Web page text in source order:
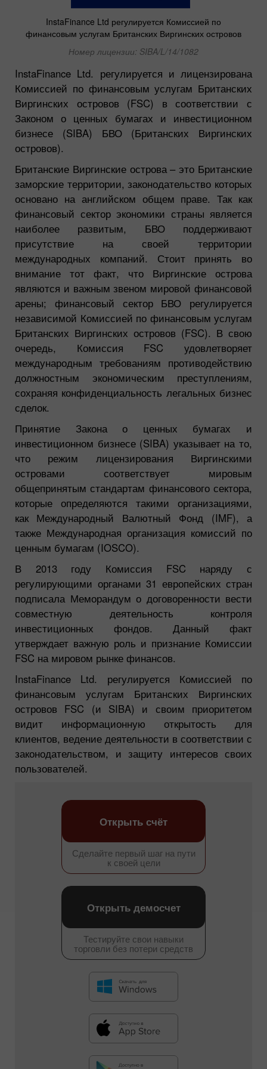
InstaFinance Ltd регулируется Комиссией по
финансовым услугам Британских Виргинских островов
Номер лицензии: SIBA/L/14/1082
InstaFinance Ltd. регулируется и лицензирована
Комиссией по финансовым услугам Британских
Виргинских островов (FSC) в соответствии с
Законом о ценных бумагах и инвестиционном
бизнесе (SIBA) БВО (Британских Виргинских
островов).
Британские Виргинские острова – это Британские
заморские территории, законодательство которых
основано на английском общем праве. Так как
финансовый сектор экономики страны является
наиболее развитым, БВО поддерживают
присутствие на своей территории
международных компаний. Стоит принять во
внимание тот факт, что Виргинские острова
являются и важным звеном мировой финансовой
арены; финансовый сектор БВО регулируется
независимой Комиссией по финансовым услугам
Британских Виргинских островов (FSC). В свою
очередь, Комиссия FSC удовлетворяет
международным требованиям противодействию
должностным экономическим преступлениям,
сохраняя конфиденциальность легальных бизнес
сделок.
Принятие Закона о ценных бумагах и
инвестиционном бизнесе (SIBA) указывает на то,
что режим лицензирования Виргинскими
островами соответствует мировым
общепринятым стандартам финансового сектора,
которые определяются такими организациями,
как Международный Валютный Фонд (IMF), а
также Международная организация комиссий по
ценным бумагам (IOSCO).
В 2013 году Комиссия FSC наряду с
регулирующими органами 31 европейских стран
подписала Меморандум о договоренности вести
совместную деятельность контроля
инвестиционных фондов. Данный факт
утверждает важную роль и признание Комиссии
FSC на мировом рынке финансов.
InstaFinance Ltd. регулируется Комиссией по
финансовым услугам Британских Виргинских
островов FSC (и SIBA) и своим приоритетом
видит информационную открытость для
клиентов, ведение деятельности в соответствии с
законодательством, и защиту интересов своих
пользователей.
Сделайте первый шаг на пути
к своей цели
Открыть счёт
Тестируйте свои навыки
торговли без потери средств
Открыть демосчет